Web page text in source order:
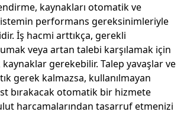
kaynakları otomatik ve
performans gereksinimleriyle
İş hacmi arttıkça, gerekli
veya artan talebi karşılamak için
gerekebilir. Talep yavaşlar ve
gerek kalmazsa, kullanılmayan
bırakacak otomatik bir hizmete
harcamalarından tasarruf etmenizi